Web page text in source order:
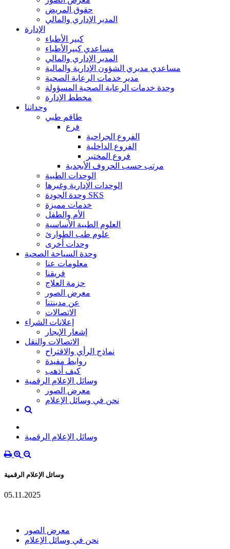
حقوق المريض
المدير الإداري والمالي
الإدارة
كبير الأطباء
مساعدي كبيرالأطباء
المدير الإداري والمالي
مساعدي مديري الشؤون الإدارية والمالية
مدير خدمات الرعاية الصحية
وحدة خدمات الرعاية الصحية المسؤولة
مخطط الإدارة
وحداتنا
طاقم طبي
فرع
الفروع الجراحية
الفروع الداخلية
فروع المختبر
مرتب حسب الحروف الأبجدية
الوحدات الطبية
الوحدات الإدارية وغيرها
وحدة الجودة SKS
خدمات مميزة
الأم والطفل
العلوم الطبية الأساسية
علوم طب الطوارئ
وحدات أخرى
وحدة السياحة الصحية
معلومات عنا
فريقنا
حزمة العلاج
معرض الصور
عن مدينتنا
الاتصالات
إعلانات الشراء
إشعار الإيجار
الاتصالات والنقل
نماذج الرأي والاقتراح
روابط مفيدة
كيف أذهب
وسائل الإعلام الرقمية
معرض الصور
نحن في وسائل الإعلام
وسائل الإعلام الرقمية
وسائل الإعلام الرقمية
05.11.2025
معرض الصور
نحن في وسائل الإعلام